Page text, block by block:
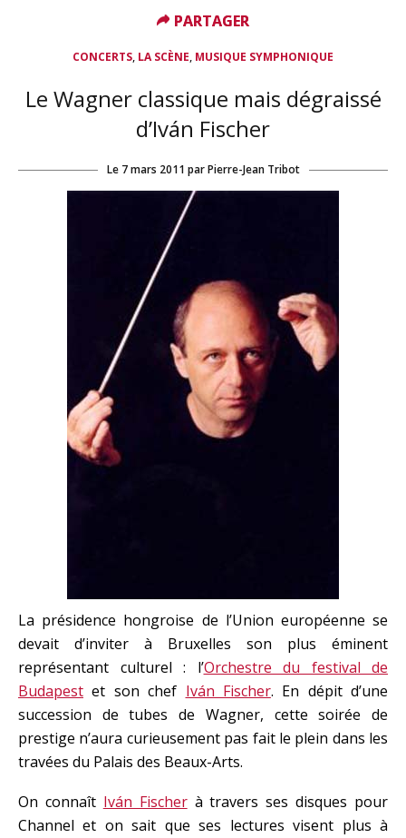
CONCERTS, LA SCÈNE, MUSIQUE SYMPHONIQUE
Le Wagner classique mais dégraissé
d’Iván Fischer
Le 7 mars 2011 par Pierre-Jean Tribot
La présidence hongroise de l’Union européenne se
devait d’inviter à Bruxelles son plus éminent
représentant culturel : l’Orchestre du festival de
Budapest et son chef Iván Fischer. En dépit d’une
succession de tubes de Wagner, cette soirée de
prestige n’aura curieusement pas fait le plein dans les
travées du Palais des Beaux-Arts.
On connaît Iván Fischerà travers ses disques pour
Channel et on sait que ses lectures visent plus à
PARTAGER
PARTAGER